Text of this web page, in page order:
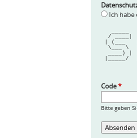
Ich habe
/
| (___
\___ \
____)
Code*
Bitte geben